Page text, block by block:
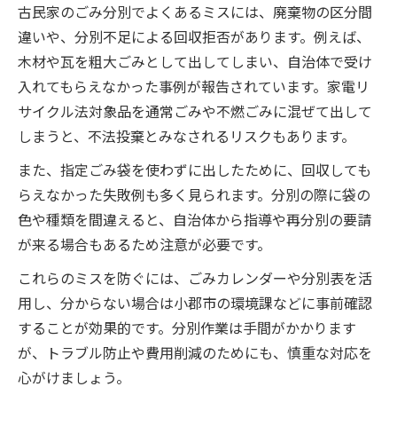
古民家のごみ分別でよくあるミスには、廃棄物の区分間
違いや、分別不足による回収拒否があります。例えば、
木材や瓦を粗大ごみとして出してしまい、自治体で受け
入れてもらえなかった事例が報告されています。家電リ
サイクル法対象品を通常ごみや不燃ごみに混ぜて出して
しまうと、不法投棄とみなされるリスクもあります。
また、指定ごみ袋を使わずに出したために、回収しても
らえなかった失敗例も多く見られます。分別の際に袋の
色や種類を間違えると、自治体から指導や再分別の要請
が来る場合もあるため注意が必要です。
これらのミスを防ぐには、ごみカレンダーや分別表を活
用し、分からない場合は小郡市の環境課などに事前確認
することが効果的です。分別作業は手間がかかります
が、トラブル防止や費用削減のためにも、慎重な対応を
心がけましょう。